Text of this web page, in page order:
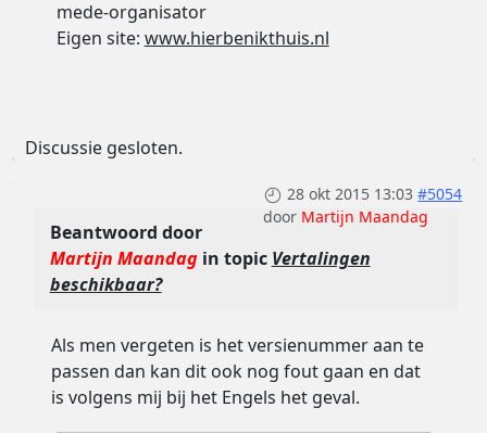
mede-organisator
Eigen site: www.hierbenikthuis.nl
Discussie gesloten.
28 okt 2015 13:03 #5054
door Martijn Maandag
Beantwoord door
Martijn Maandagin topic Vertalingen
beschikbaar?
Als men vergeten is het versienummer aan te
passen dan kan dit ook nog fout gaan en dat
is volgens mij bij het Engels het geval.